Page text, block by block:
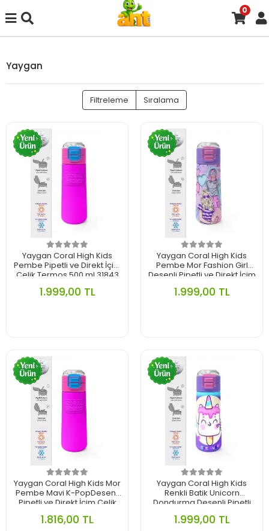
0
Yaygan
Filtreleme Sıralama
Yaygan Coral High Kids
Pembe Pipetli ve Direkt İçim
Çelik Termos 500 ml 31843
1.999,00 TL
Yaygan Coral High Kids
Pembe Mor Fashion Girl
Desenli Pipetli ve Direkt İçim
1.999,00 TL
Yaygan Coral High Kids Mor
Pembe Mavi K-PopDesenli
Pipetli ve Direkt İçim Çelik
1.816,00 TL
Yaygan Coral High Kids
Renkli Batik Unicorn
Dondurma Desenli Pipetli
1.999,00 TL